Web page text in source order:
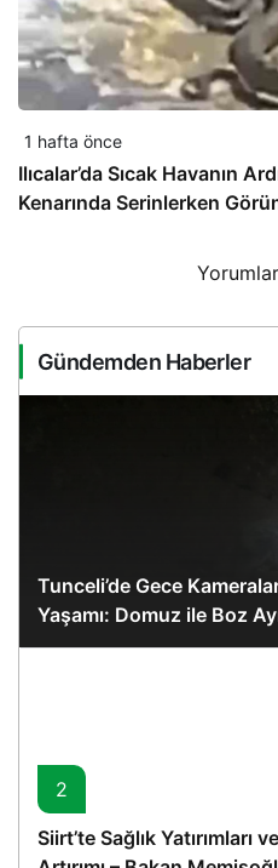
1 hafta önce
Ilıcalar’da Sıcak Havanın
Kenarında Serinlerken
Gündemden Haberler
Tunceli’de Gece
Yaşamı: Domuz ile Boz
2
Siirt’te Sağlık Yatırımları